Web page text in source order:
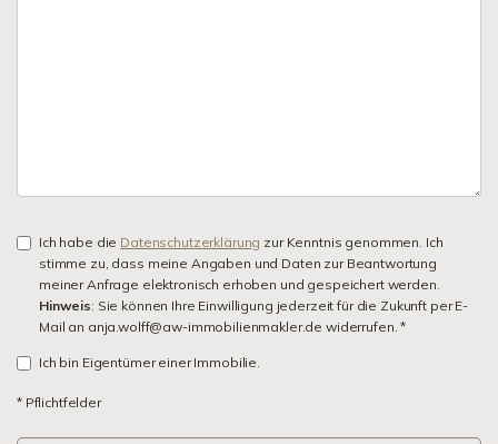
Ich habe die Datenschutzerklärung zur Kenntnis genommen. Ich
stimme zu, dass meine Angaben und Daten zur Beantwortung
meiner Anfrage elektronisch erhoben und gespeichert werden.
Hinweis: Sie können Ihre Einwilligung jederzeit für die Zukunft per E-
Mail an anja.wolff@aw-immobilienmakler.de widerrufen. *
Ich bin Eigentümer einer Immobilie.
* Pflichtfelder